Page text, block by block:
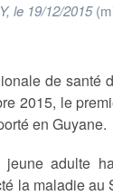
le 19/12/2015
de santé
2015, le
en Guyane.
adulte
la maladie au